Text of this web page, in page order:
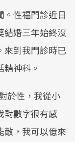
性福門診近日
結婚三年始終沒
來到我門診時已
神科。
於性，我從小
對數字很有感
敵，我可以億來